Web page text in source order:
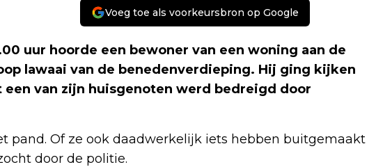
Voeg toe als voorkeursbron op Google
uur hoorde een bewoner van een woning aan de
lawaai van de benedenverdieping. Hij ging kijken
een van zijn huisgenoten werd bedreigd door
pand. Of ze ook daadwerkelijk iets hebben buitgemaakt
door de politie.